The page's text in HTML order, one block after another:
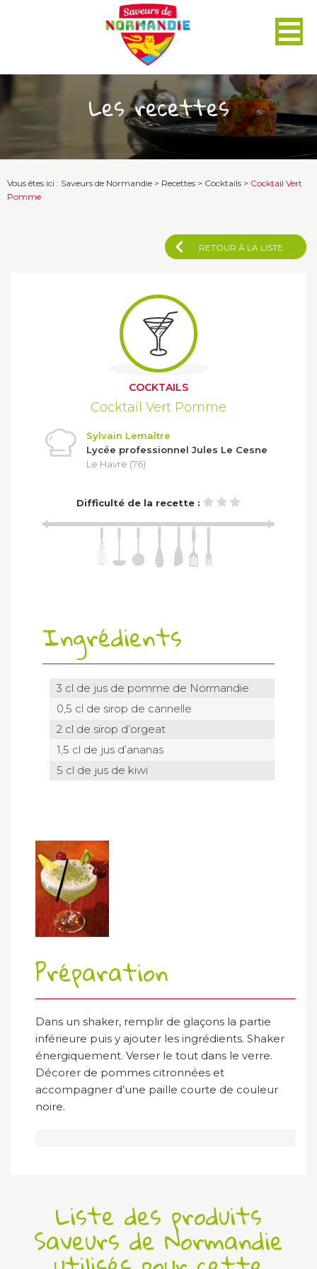
Les recettes
Vous êtes ici : Saveurs de Normandie > Recettes > Cocktails > Cocktail Vert
Pomme
RETOUR À LA LISTE
COCKTAILS
Cocktail Vert Pomme
Sylvain Lemaître
Lycée professionnel Jules Le Cesne
Le Havre (76)
Difficulté de la recette :
Ingrédients
3 cl de jus de pomme de Normandie
0,5 cl de sirop de cannelle
2 cl de sirop d’orgeat
1,5 cl de jus d’ananas
5 cl de jus de kiwi
Préparation
Dans un shaker, remplir de glaçons la partie
inférieure puis y ajouter les ingrédients. Shaker
énergiquement. Verser le tout dans le verre.
Décorer de pommes citronnées et
accompagner d’une paille courte de couleur
noire.
Liste des produits
Saveurs de Normandie
Panneau de gestion des cookies